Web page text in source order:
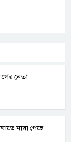
নেতা
মারা গেছে